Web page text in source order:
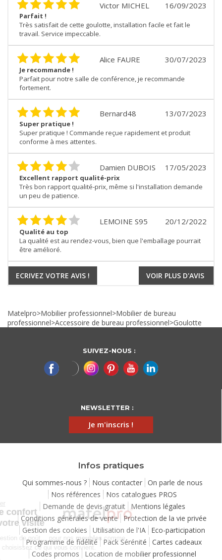
16/09/2023
Victor MICHEL
Parfait !
Très satisfait de cette goulotte, installation facile et fait le
travail. Service impeccable.
30/07/2023
Alice FAURE
Je recommande !
Parfait pour notre salle de conférence, je recommande
fortement.
13/07/2023
Bernard48
Super pratique !
Super pratique ! Commande reçue rapidement et produit
conforme à mes attentes.
17/05/2023
Damien DUBOIS
Excellent rapport qualité-prix
Très bon rapport qualité-prix, même si l'installation demande
un peu de patience.
20/12/2022
LEMOINE S95
Qualité au top
La qualité est au rendez-vous, bien que l'emballage pourrait
être amélioré.
ECRIVEZ VOTRE AVIS ! VOIR PLUS D'AVIS
Matelpro>Mobilier professionnel>Mobilier de bureau
professionnel>Accessoire de bureau professionnel>Goulotte
SUIVEZ-NOUS :
NEWSLETTER :
Je m'inscris !
Infos pratiques
Qui sommes-nous ? Nous contacter
On parle de nous
Nos références
Nos catalogues PROS
Demande de devis gratuit
Mentions légales
Conditions générales de vente
Protection de la vie privée
Gestion des cookies
Utilisation de l'IA
Eco-participation
Programme de fidélité
Pack Sérénité
Cartes cadeaux
Codes promos
Location de mobilier professionnel
Continuer sans accepter
Chez Matelpro, le confort
commence dès votre visite
Le confort , c'est une question de goût… pour nosmeubles
comme
pour nos cookies ! Vous choisissez ce qui vous convient.